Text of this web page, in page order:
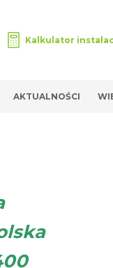
Kalkulator
AKTUALNOŚCI